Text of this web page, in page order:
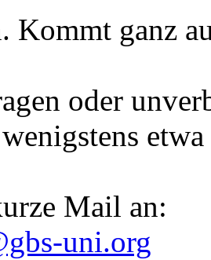
Kommt ganz
oder
Mail an:
uni.org